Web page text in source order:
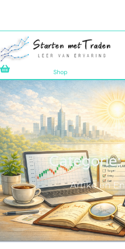
Shop
Artikelen